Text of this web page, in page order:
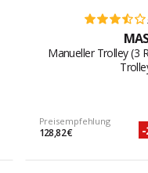
Manueller Trolley (3
Preisempfehlung
128,82 €